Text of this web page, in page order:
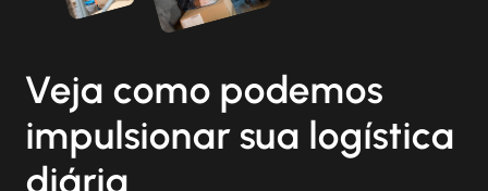
Veja como podemos
impulsionar sua logística
diária